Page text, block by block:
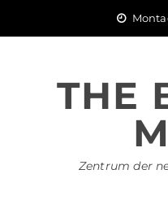
THE
Zentrum der